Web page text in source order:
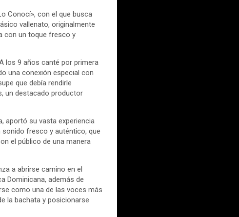
Conocí», con el que busca
vallenato, originalmente
con un toque fresco y
los 9 años canté por primera
una conexión especial con
que debía rendirle
un destacado productor
aportó su vasta experiencia
sonido fresco y auténtico, que
el público de una manera
a abrirse camino en el
Dominicana, además de
como una de las voces más
la bachata y posicionarse